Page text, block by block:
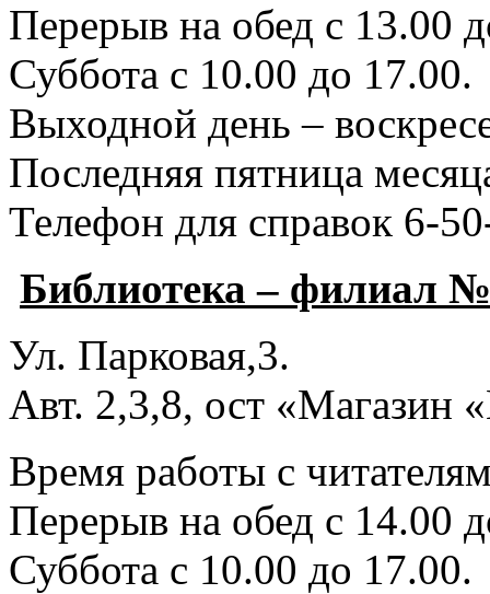
Перерыв на обед с 13.00
Суббота с 10.00 до 17.00.
Выходной день –
Последняя пятница
Телефон для справок 6-
Библиотека – филиал
Ул. Парковая,3.
Авт. 2,3,8, ост «Магазин
Время работы с
Перерыв на обед с 14.00
Суббота с 10.00 до 17.00.